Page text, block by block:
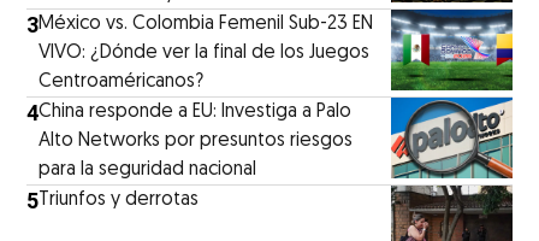
3México vs. Colombia Femenil Sub-23 EN
VIVO: ¿Dónde ver la final de los Juegos
Centroaméricanos?
4China responde a EU: Investiga a Palo
Alto Networks por presuntos riesgos
para la seguridad nacional
5 Triunfos y derrotas